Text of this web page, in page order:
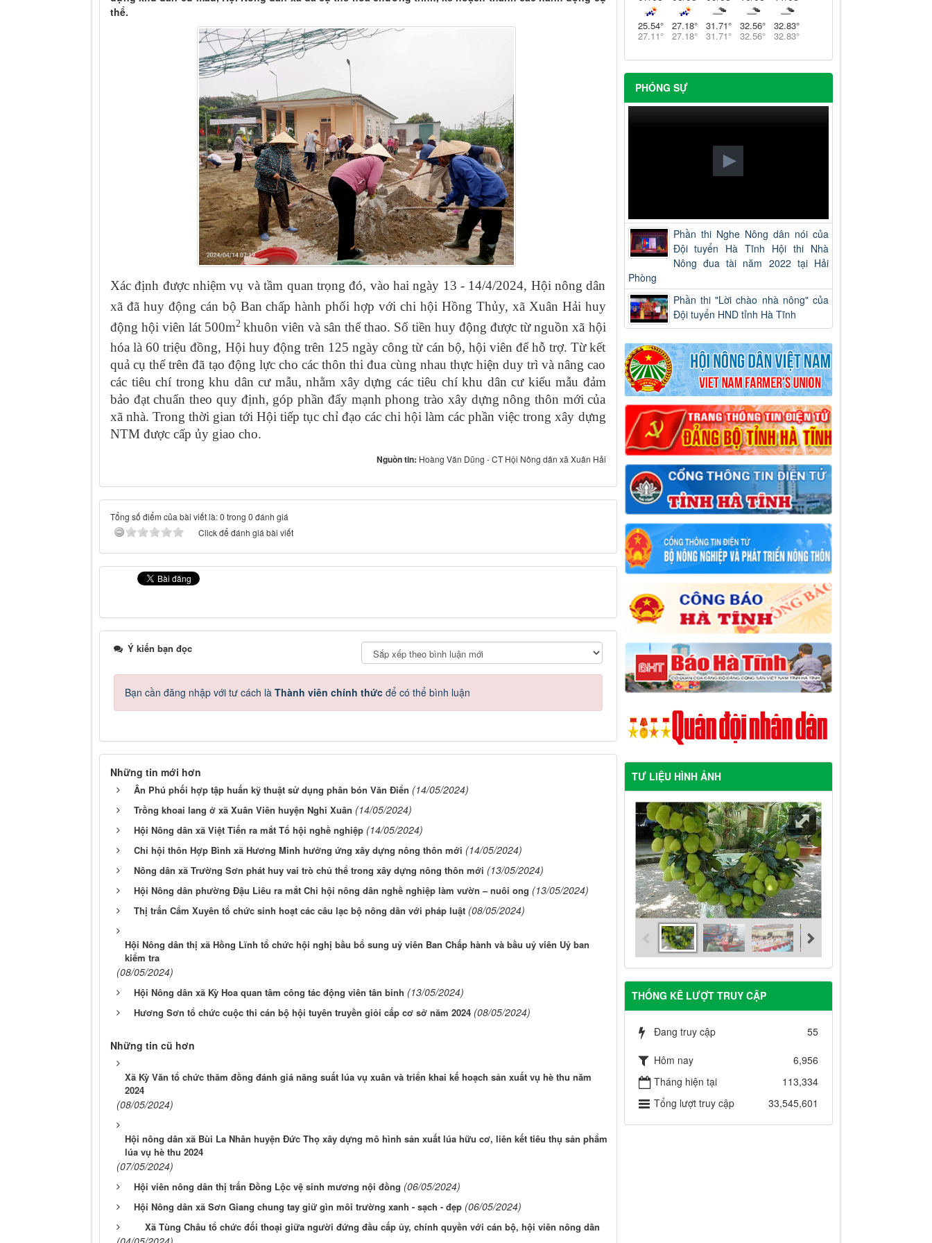
thể.
Xác định được nhiệm vụ và tầm quan trọng đó, vào hai ngày 13 - 14/4/2024, Hội nông dân
xã đã huy động cán bộ Ban chấp hành phối hợp với chi hội Hồng Thủy, xã Xuân Hải huy
động hội viên lát 500m2khuôn viên và sân thể thao. Số tiền huy động được từ nguồn xã hội
hóa là 60 triệu đồng, Hội huy động trên 125 ngày công từ cán bộ, hội viên để hỗ trợ. Từ kết
quả cụ thể trên đã tạo động lực cho các thôn thi đua cùng nhau thực hiện duy trì và nâng cao
các tiêu chí trong khu dân cư mẫu, nhằm xây dựng các tiêu chí khu dân cư kiểu mẫu đảm
bảo đạt chuẩn theo quy định, góp phần đẩy mạnh phong trào xây dựng nông thôn mới của
xã nhà. Trong thời gian tới Hội tiếp tục chỉ đạo các chi hội làm các phần việc trong xây dựng
NTM được cấp ủy giao cho.
Nguồn tin: Hoàng Văn Dũng - CT Hội Nông dân xã Xuân Hải
Tổng số điểm của bài viết là: 0 trong 0 đánh giá
Click để đánh giá bài viết
Ý kiến bạn đọc
Bạn cần đăng nhập với tư cách là Thành viên chính thức để có thể bình luận
Những tin mới hơn
Ân Phú phối hợp tập huấn kỹ thuật sử dụng phân bón Văn Điển (14/05/2024)
Trồng khoai lang ở xã Xuân Viên huyện Nghi Xuân (14/05/2024)
Hội Nông dân xã Việt Tiến ra mắt Tổ hội nghề nghiệp (14/05/2024)
Chi hội thôn Hợp Bình xã Hương Minh hưởng ứng xây dựng nông thôn mới (14/05/2024)
Nông dân xã Trường Sơn phát huy vai trò chủ thể trong xây dựng nông thôn mới (13/05/2024)
Hội Nông dân phường Đậu Liêu ra mắt Chi hội nông dân nghề nghiệp làm vườn – nuôi ong (13/05/2024)
Thị trấn Cẩm Xuyên tổ chức sinh hoạt các câu lạc bộ nông dân với pháp luật (08/05/2024)
Hội Nông dân thị xã Hồng Lĩnh tổ chức hội nghị bầu bổ sung uỷ viên Ban Chấp hành và bầu uỷ viên Uỷ ban
kiểm tra
(08/05/2024)
Hội Nông dân xã Kỳ Hoa quan tâm công tác động viên tân binh (13/05/2024)
Hương Sơn tổ chức cuộc thi cán bộ hội tuyên truyền giỏi cấp cơ sở năm 2024 (08/05/2024)
Những tin cũ hơn
Xã Kỳ Văn tổ chức thăm đồng đánh giá năng suất lúa vụ xuân và triển khai kế hoạch sản xuất vụ hè thu năm
2024
(08/05/2024)
Hội nông dân xã Bùi La Nhân huyện Đức Thọ xây dựng mô hình sản xuất lúa hữu cơ, liên kết tiêu thụ sản phẩm
lúa vụ hè thu 2024
(07/05/2024)
Hội viên nông dân thị trấn Đồng Lộc vệ sinh mương nội đồng (06/05/2024)
Hội Nông dân xã Sơn Giang chung tay giữ gìn môi trường xanh - sạch - đẹp (06/05/2024)
Xã Tùng Châu tổ chức đối thoại giữa người đứng đầu cấp ủy, chính quyền với cán bộ, hội viên nông dân
25.54°
27.11°
27.18°
27.18°
31.71°
31.71°
32.56°
32.56°
32.83°
32.83°
PHÓNG SỰ
Phần thi Nghe Nông dân nói của
Đội tuyển Hà Tĩnh Hội thi Nhà
Nông đua tài năm 2022 tại Hải
Phòng
Phần thi "Lời chào nhà nông" của
Đội tuyển HND tỉnh Hà Tĩnh
TƯ LIỆU HÌNH ẢNH
THỐNG KÊ LƯỢT TRUY CẬP
Đang truy cập 55
Hôm nay
6,956
Tháng hiện tại
113,334
Tổng lượt truy cập
33,545,601